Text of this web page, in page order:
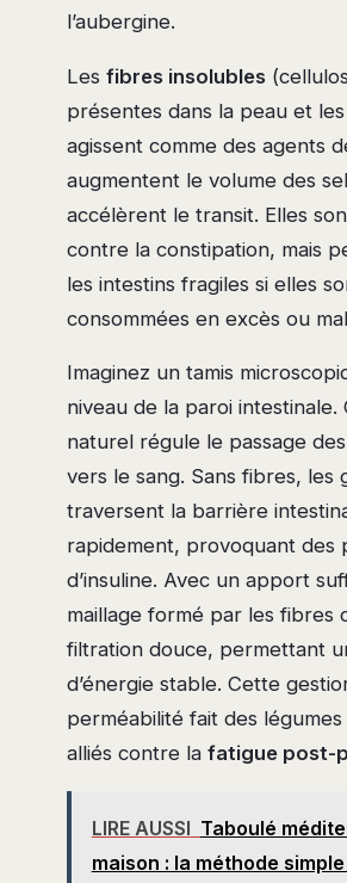
l’aubergine.
Les fibres insolubles
présentes dans la peau et
agissent comme des agents
augmentent le volume des
accélèrent le transit. Elles
contre la constipation, mais
les intestins fragiles si elles
consommées en excès ou
Imaginez un tamis
niveau de la paroi intestinale.
naturel régule le passage
vers le sang. Sans fibres, les
traversent la barrière
rapidement, provoquant des
d’insuline. Avec un apport
maillage formé par les fibres
filtration douce, permettant
d’énergie stable. Cette
perméabilité fait des
alliés contre la fatigue post-
LIRE AUSSI Taboulé
maison : la méthode